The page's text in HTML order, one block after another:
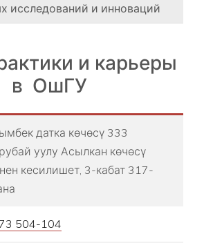
исследований и инноваций
и карьеры
в ОшГУ
датка көчөсү 333
уулу Асылкан көчөсү
кесилишет, 3-кабат 317-
504-104